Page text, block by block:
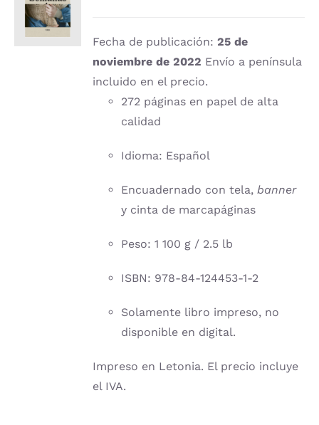
CARRITO
/
DETALLES
Fecha de publicación:25 de
noviembre de 2022 Envío a península
incluido en el precio.
272 páginas en papel de alta
calidad
Idioma: Español
Encuadernado con tela,banner
y cinta de marcapáginas
Peso: 1 100 g / 2.5 lb
ISBN: 978-84-124453-1-2
Solamente libro impreso, no
disponible en digital.
Impreso en Letonia. El precio incluye
el IVA.